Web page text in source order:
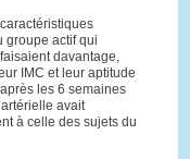
groupe actif qui
davantage,
IMC et leur aptitude
les 6 semaines
avait
à celle des sujets du